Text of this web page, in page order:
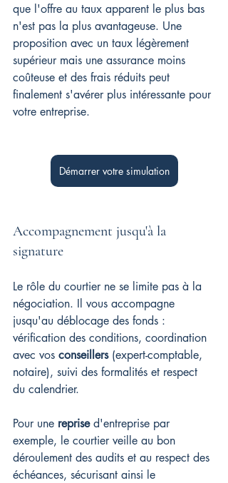
que l'offre au taux apparent le plus bas
n'est pas la plus avantageuse. Une
proposition avec un taux légèrement
supérieur mais une assurance moins
coûteuse et des frais réduits peut
finalement s'avérer plus intéressante pour
votre entreprise.
Démarrer votre simulation
Accompagnement jusqu'à la
signature
Le rôle du courtier ne se limite pas à la
négociation. Il vous accompagne
jusqu'au déblocage des fonds :
vérification des conditions, coordination
avec vos conseillers (expert-comptable,
notaire), suivi des formalités et respect
du calendrier.
Pour une reprise d'entreprise par
exemple, le courtier veille au bon
déroulement des audits et au respect des
échéances, sécurisant ainsi le